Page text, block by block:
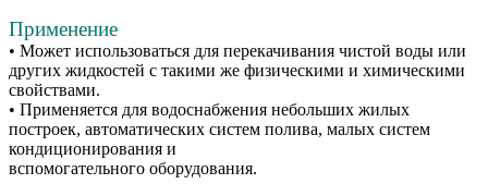
Применение
• Может использоваться для перекачивания чистой воды или
других жидкостей с такими же физическими и химическими
свойствами.
• Применяется для водоснабжения небольших жилых
построек, автоматических систем полива, малых систем
кондиционирования и
вспомогательного оборудования.